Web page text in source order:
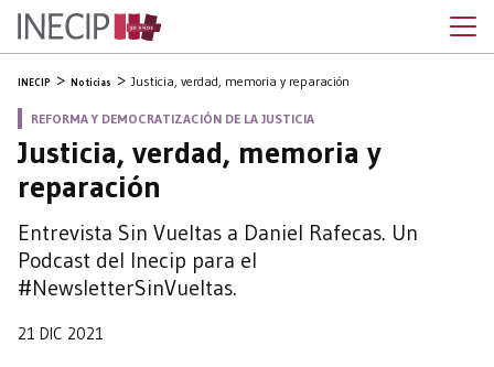
INECIP Noticias Justicia, verdad, memoria y reparación
REFORMA Y DEMOCRATIZACIÓN DE LA JUSTICIA
Justicia, verdad, memoria y
reparación
Entrevista Sin Vueltas a Daniel Rafecas. Un
Podcast del Inecip para el
#NewsletterSinVueltas.
21 DIC 2021